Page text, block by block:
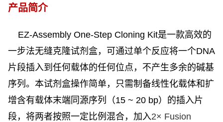
产品简介
EZ-Assembly One-Step Cloning Kit是一款高效的
一步法无缝克隆试剂盒，可通过单个反应将一个DNA
片段插入到任何载体的任何位点，不产生多余的碱基
序列。本试剂盒操作简单，只需制备线性化载体和扩
增含有载体末端同源序列（15 ~ 20 bp）的插入片
段，将两者按照一定比例混合，加入2× Fusion